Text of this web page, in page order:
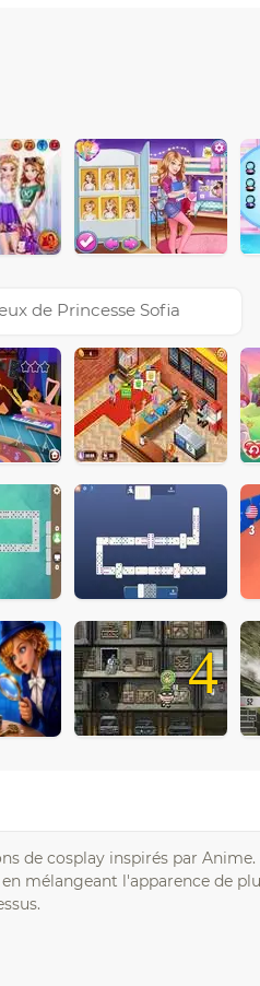
de Princesse Sofia
4
de cosplay inspirés par
mélangeant l'apparence de